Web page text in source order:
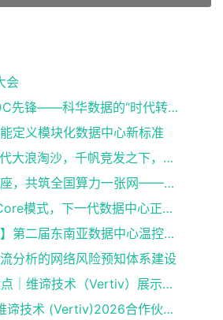
会
从UPS王者到HVDC先锋——科华数据的“时代转身”
定义模块化数据中心新标准
湾区领航计划 | 时代大浪淘沙，千帆竞发之下，谁执掌大湾区发展新航向？
筑基智能经济新底座，共筑全国算力一张网——2026算力网发展大会9月即将在京启幕
从“AI工厂”到OneCore模式，下一代数据中心正在被重构
【EAC曼谷站官宣】第二届东南亚数据中心温控与液冷技术峰会登陆泰国，11月掘金东南亚数据中心“热”机遇
分析的网络风险预知体系建设
WAIC2026技术盘点｜维谛技术（Vertiv）展示了哪些AI基础设施创新产品？
浦新篇 AI共赢｜ 维谛技术 (Vertiv)2026合作伙伴大会共绘AI算力共赢新蓝图